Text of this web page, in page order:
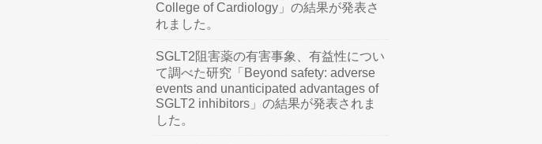
College of Cardiology」の結果が発表さ
れました。
SGLT2阻害薬の有害事象、有益性につい
て調べた研究「Beyond safety: adverse
events and unanticipated advantages of
SGLT2 inhibitors」の結果が発表されま
した。